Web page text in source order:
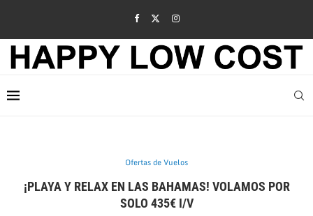
Ofertas de Vuelos
¡PLAYA Y RELAX EN LAS BAHAMAS! VOLAMOS POR
SOLO 435€ I/V